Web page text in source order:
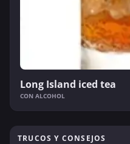
Long Island iced tea
CON ALCOHOL
TRUCOS Y CONSEJOS